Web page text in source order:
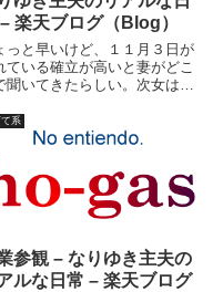
楽天ブログ（Blog）
っと早いけど、１１月３日が
ている確立が高いと妻がどこ
聞いてきたらしい。次女は
のだ。私は「小学校１年生が
ことになってるんだよ」とい
おいた。美容院で髪飾りをし
らい、ちゃーちゃん（義母）
系
参観 – なりゆき主夫の
ルな日常 – 楽天ブログ